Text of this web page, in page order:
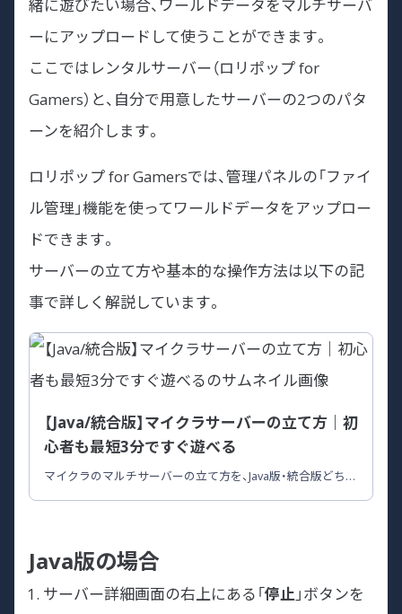
緒に遊びたい場合、ワールドデータをマルチサーバ
ーにアップロードして使うことができます。
ここではレンタルサーバー（ロリポップ for
Gamers）と、自分で用意したサーバーの2つのパタ
ーンを紹介します。
ロリポップ for Gamersでは、管理パネルの「ファイ
ル管理」機能を使ってワールドデータをアップロー
ドできます。
サーバーの立て方や基本的な操作方法は以下の記
事で詳しく解説しています。
【Java/統合版】マイクラサーバーの立て方｜初
心者も最短3分ですぐ遊べる
マイクラのマルチサーバーの立て方を、Java版・統合版どちら
Java版の場合
サーバー詳細画面の右上にある「停止」ボタンを